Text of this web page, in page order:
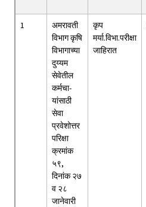
1
अमरावती
विभाग कृषि
विभागाच्या
दुय्यम
सेवेतील
कर्मचा-
यांसाठी
सेवा
प्रवेशोत्तर
परिक्षा
क्रमांक
५९,
दिनांक २७
व २८
जानेवारी
कृप
मर्या.विभा.परीक्षा
जाहिरात